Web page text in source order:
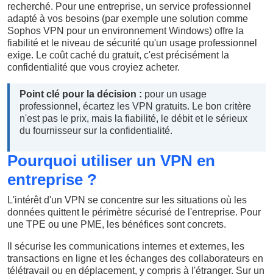
recherché. Pour une entreprise, un service professionnel
adapté à vos besoins (par exemple une solution comme
Sophos VPN pour un environnement Windows) offre la
fiabilité et le niveau de sécurité qu'un usage professionnel
exige. Le coût caché du gratuit, c'est précisément la
confidentialité que vous croyiez acheter.
Point clé pour la décision : pour un usage
professionnel, écartez les VPN gratuits. Le bon critère
n'est pas le prix, mais la fiabilité, le débit et le sérieux
du fournisseur sur la confidentialité.
Pourquoi utiliser un VPN en
entreprise ?
L'intérêt d'un VPN se concentre sur les situations où les
données quittent le périmètre sécurisé de l'entreprise. Pour
une TPE ou une PME, les bénéfices sont concrets.
Il sécurise les communications internes et externes, les
transactions en ligne et les échanges des collaborateurs en
télétravail ou en déplacement, y compris à l'étranger. Sur un